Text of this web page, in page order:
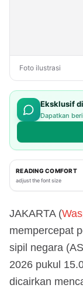
Foto ilustrasi
Eksklusif
Dapatkan
READING COMFORT
adjust the font size
JAKARTA (
mempercepat
sipil negara
2026 pukul
dicairkan